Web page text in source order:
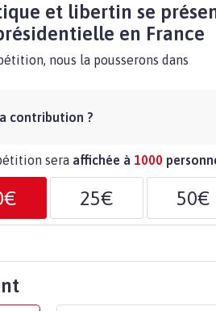
et libertin se
en France
nous la pousserons dans
contribution ?
sera affichée à 1000
25€ 50€